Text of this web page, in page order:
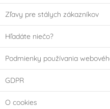
Zľavy pre stálych zákazníkov
Hľadáte niečo?
Podmienky používania
GDPR
O cookies